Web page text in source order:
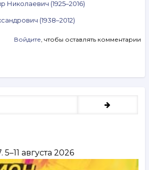
Николаевич (1925–2016)
(1938–2012)
Войдите , чтобы оставлять комментарии
августа 2026